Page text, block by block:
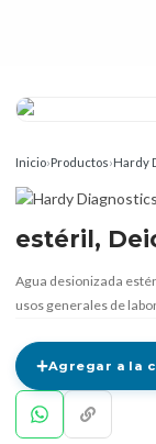
Inicio›Productos›Hardy
estéril,
Agua desionizada
usos generales de
Agregar a la